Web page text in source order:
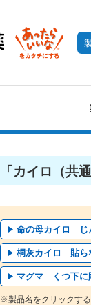
「カイロ（共
命の母カイロ じ
桐灰カイロ 貼ら
マグマ くつ下に
※製品名をクリックする